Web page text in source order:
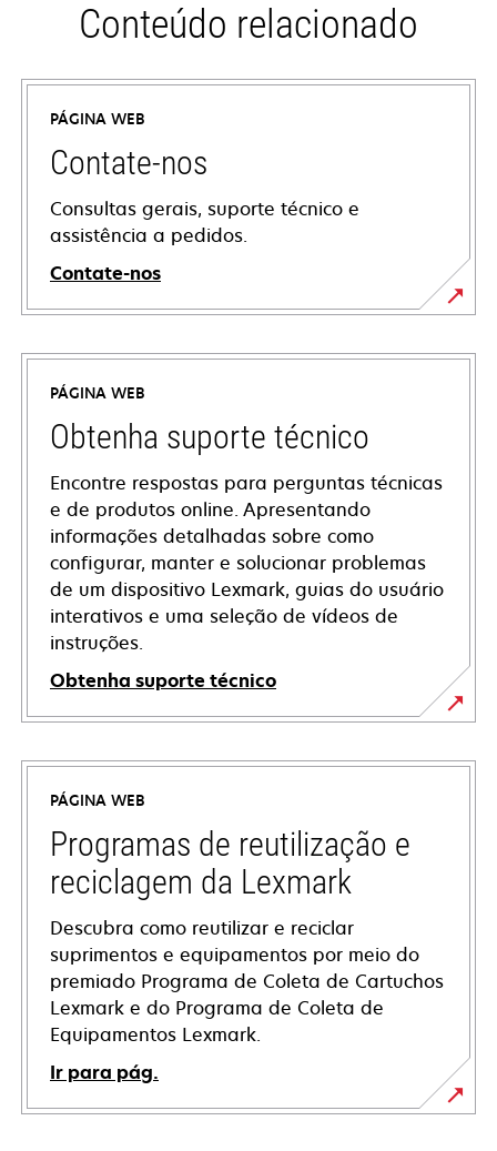
Conteúdo relacionado
PÁGINA WEB
Contate-nos
Consultas gerais, suporte técnico e
assistência a pedidos.
Contate-nos
PÁGINA WEB
Obtenha suporte técnico
Encontre respostas para perguntas técnicas
e de produtos online. Apresentando
informações detalhadas sobre como
configurar, manter e solucionar problemas
de um dispositivo Lexmark, guias do usuário
interativos e uma seleção de vídeos de
instruções.
Obtenha suporte técnico
opens
in
new
tab
PÁGINA WEB
Programas de reutilização e
reciclagem da Lexmark
Descubra como reutilizar e reciclar
suprimentos e equipamentos por meio do
premiado Programa de Coleta de Cartuchos
Lexmark e do Programa de Coleta de
Equipamentos Lexmark.
Ir para pág.